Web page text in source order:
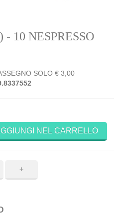
10 NESPRESSO
SOLO € 3,00
NEL CARRELLO
+